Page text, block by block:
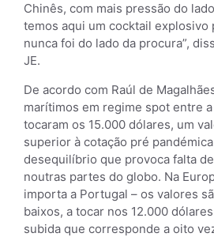
Chinês, com mais pressão do
temos aqui um cocktail explosivo
nunca foi do lado da procura”,
JE.
De acordo com Raúl de
marítimos em regime spot entre a
tocaram os 15.000 dólares, um
superior à cotação pré
desequilíbrio que provoca falta
noutras partes do globo. Na
importa a Portugal – os valores
baixos, a tocar nos 12.000
subida que corresponde a oito